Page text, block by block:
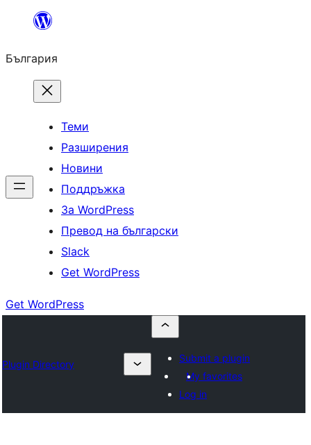
България
Теми
Разширения
Новини
Поддръжка
За WordPress
Превод на български
Slack
Get WordPress
Get WordPress
Plugin Directory
Submit a plugin
My favorites
Log in